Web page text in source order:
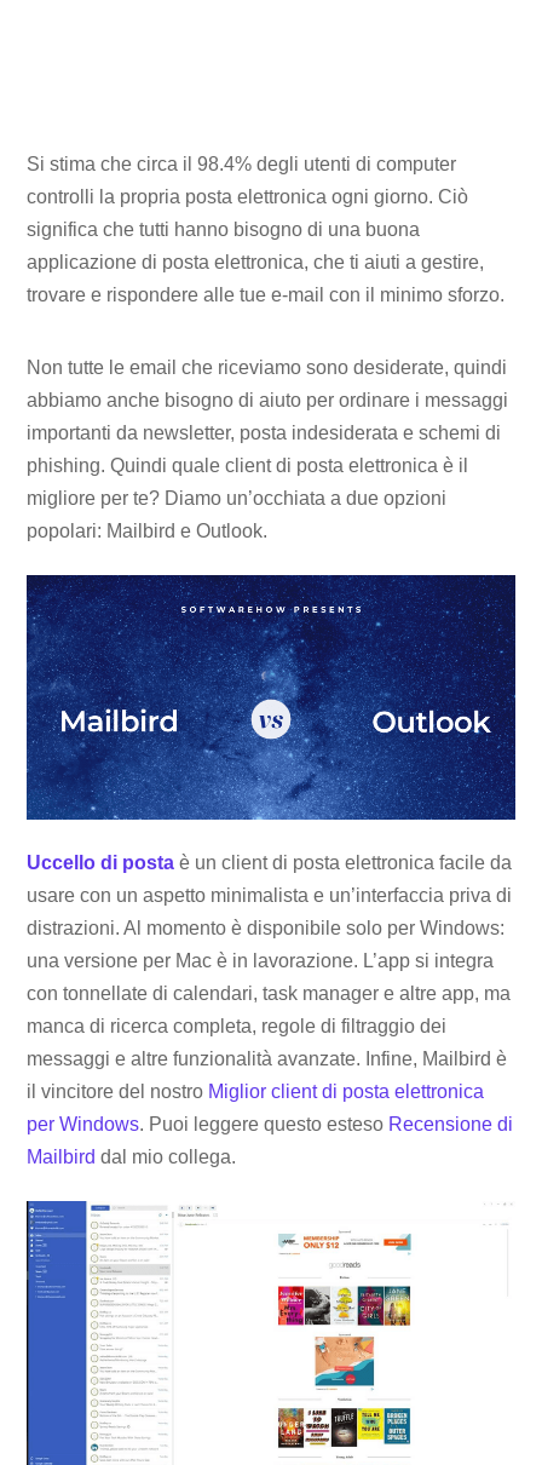
Si stima che circa il 98.4% degli utenti di computer
controlli la propria posta elettronica ogni giorno. Ciò
significa che tutti hanno bisogno di una buona
applicazione di posta elettronica, che ti aiuti a gestire,
trovare e rispondere alle tue e-mail con il minimo sforzo.
Non tutte le email che riceviamo sono desiderate, quindi
abbiamo anche bisogno di aiuto per ordinare i messaggi
importanti da newsletter, posta indesiderata e schemi di
phishing. Quindi quale client di posta elettronica è il
migliore per te? Diamo un’occhiata a due opzioni
popolari: Mailbird e Outlook.
Uccello di posta è un client di posta elettronica facile da
usare con un aspetto minimalista e un’interfaccia priva di
distrazioni. Al momento è disponibile solo per Windows:
una versione per Mac è in lavorazione. L’app si integra
con tonnellate di calendari, task manager e altre app, ma
manca di ricerca completa, regole di filtraggio dei
messaggi e altre funzionalità avanzate. Infine, Mailbird è
il vincitore del nostro Miglior client di posta elettronica
per Windows. Puoi leggere questo esteso Recensione di
Mailbird dal mio collega.